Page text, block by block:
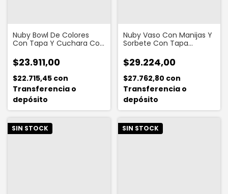
Nuby Bowl De Colores
Con Tapa Y Cuchara Con
$23.911,00
$22.715,45 con
Transferencia o
depósito
Nuby Vaso Con Manijas Y
Sorbete Con Tapa
$29.224,00
$27.762,80 con
Transferencia o
depósito
SIN STOCK SIN STOCK